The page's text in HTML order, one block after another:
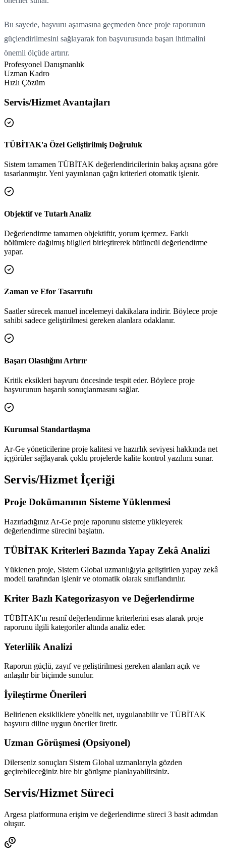
Bu sayede, başvuru aşamasına geçmeden önce proje raporunun
güçlendirilmesini sağlayarak fon başvurusunda başarı ihtimalini
önemli ölçüde artırır.
Profesyonel Danışmanlık
Uzman Kadro
Hızlı Çözüm
Servis/Hizmet Avantajları
TÜBİTAK'a Özel Geliştirilmiş Doğruluk
Sistem tamamen TÜBİTAK değerlendiricilerinin bakış açısına göre
tasarlanmıştır. Yeni yayınlanan çağrı kriterleri otomatik işlenir.
Objektif ve Tutarlı Analiz
Değerlendirme tamamen objektiftir, yorum içermez. Farklı
bölümlere dağılmış bilgileri birleştirerek bütüncül değerlendirme
yapar.
Zaman ve Efor Tasarrufu
Saatler sürecek manuel incelemeyi dakikalara indirir. Böylece proje
sahibi sadece geliştirilmesi gereken alanlara odaklanır.
Başarı Olasılığını Artırır
Kritik eksikleri başvuru öncesinde tespit eder. Böylece proje
başvurunun başarılı sonuçlanmasını sağlar.
Kurumsal Standartlaşma
Ar-Ge yöneticilerine proje kalitesi ve hazırlık seviyesi hakkında net
içgörüler sağlayarak çoklu projelerde kalite kontrol yazılımı sunar.
Servis/Hizmet İçeriği
Proje Dokümanının Sisteme Yüklenmesi
Hazırladığınız Ar-Ge proje raporunu sisteme yükleyerek
değerlendirme sürecini başlatın.
TÜBİTAK Kriterleri Bazında Yapay Zekâ Analizi
Yüklenen proje, Sistem Global uzmanlığıyla geliştirilen yapay zekâ
modeli tarafından işlenir ve otomatik olarak sınıflandırılır.
Kriter Bazlı Kategorizasyon ve Değerlendirme
TÜBİTAK'ın resmî değerlendirme kriterlerini esas alarak proje
raporunu ilgili kategoriler altında analiz eder.
Yeterlilik Analizi
Raporun güçlü, zayıf ve geliştirilmesi gereken alanları açık ve
anlaşılır bir biçimde sunulur.
İyileştirme Önerileri
Belirlenen eksikliklere yönelik net, uygulanabilir ve TÜBİTAK
başvuru diline uygun öneriler üretir.
Uzman Görüşmesi (Opsiyonel)
Dilerseniz sonuçları Sistem Global uzmanlarıyla gözden
geçirebileceğiniz bire bir görüşme planlayabilirsiniz.
Servis/Hizmet Süreci
Argesa platformuna erişim ve değerlendirme süreci 3 basit adımdan
oluşur.